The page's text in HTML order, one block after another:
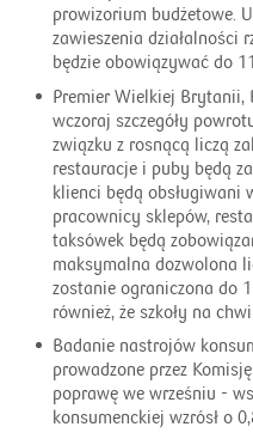
prowizorium budżetowe.
zawieszenia działalności
będzie obowiązywać do
Premier Wielkiej Brytanii,
wczoraj szczegóły
związku z rosnącą liczą
restauracje i puby będą
klienci będą obsługiwani
pracownicy sklepów,
taksówek będą
maksymalna dozwolona
zostanie ograniczona do
również, że szkoły na
Badanie nastrojów
prowadzone przez
poprawę we wrześniu -
konsumenckiej wzrósł o